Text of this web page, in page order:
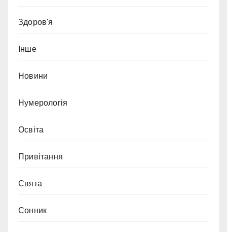
Здоров'я
Інше
Новини
Нумерологія
Освіта
Привітання
Свята
Сонник